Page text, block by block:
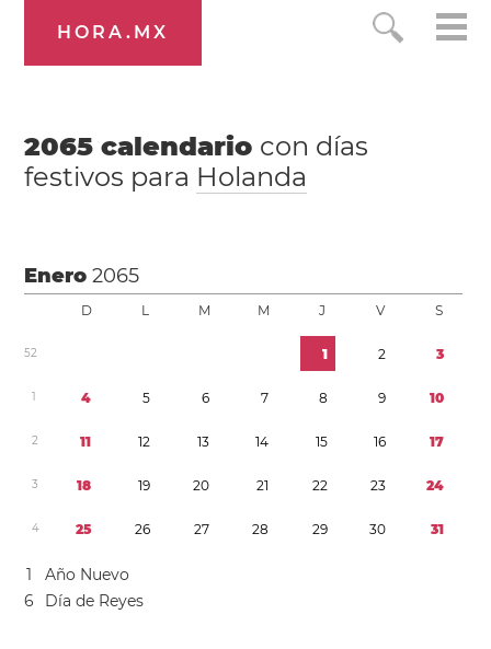
HORA.MX
2065 calendario con días
festivos para Holanda
Enero2065
D L M M J V S
52 1 2 3
1 4 5 6 7 8 9 10
2 11 12 13 14 15 16 17
3 18 19 20 21 22 23 24
4 25 26 27 28 29 30 31
1
Año Nuevo
6
Día de Reyes